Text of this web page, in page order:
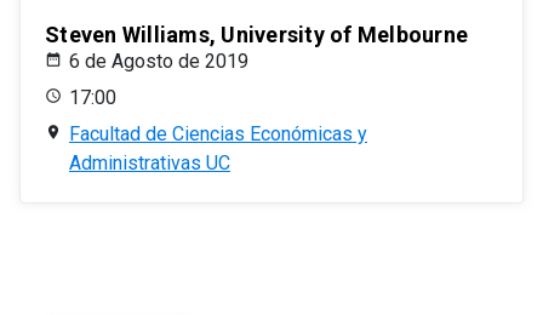
Steven Williams, University of Melbourne
6 de Agosto de 2019
17:00
Facultad de Ciencias Económicas y
Administrativas UC